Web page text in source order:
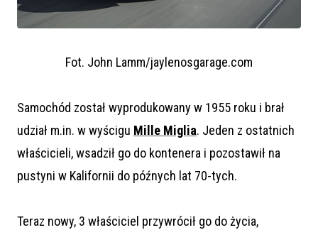
Fot. John Lamm/jaylenosgarage.com
Samochód został wyprodukowany w 1955 roku i brał
udział m.in. w wyścigu Mille Miglia. Jeden z ostatnich
właścicieli, wsadził go do kontenera i pozostawił na
pustyni w Kalifornii do późnych lat 70-tych.
Teraz nowy, 3 właściciel przywrócił go do życia,